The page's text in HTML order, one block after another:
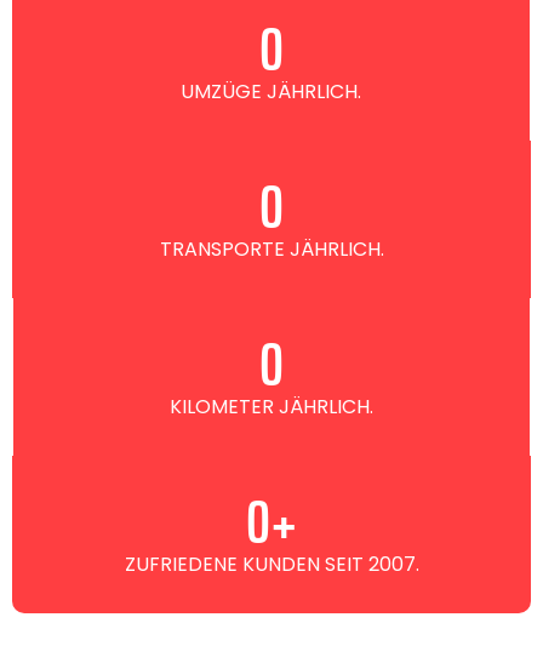
UMZÜGE JÄHRLICH.
0
TRANSPORTE JÄHRLICH.
0
KILOMETER JÄHRLICH.
0
ZUFRIEDENE KUNDEN SEIT 2007.
0+